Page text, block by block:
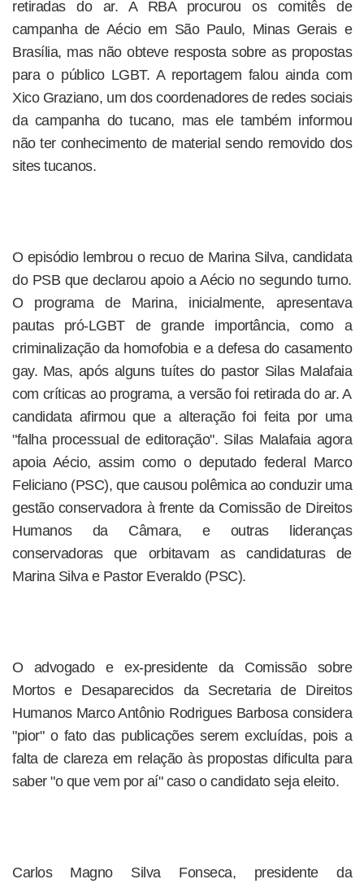
retiradas do ar. A RBA procurou os comitês de
campanha de Aécio em São Paulo, Minas Gerais e
Brasília, mas não obteve resposta sobre as propostas
para o público LGBT. A reportagem falou ainda com
Xico Graziano, um dos coordenadores de redes sociais
da campanha do tucano, mas ele também informou
não ter conhecimento de material sendo removido dos
sites tucanos.
O episódio lembrou o recuo de Marina Silva, candidata
do PSB que declarou apoio a Aécio no segundo turno.
O programa de Marina, inicialmente, apresentava
pautas pró-LGBT de grande importância, como a
criminalização da homofobia e a defesa do casamento
gay. Mas, após alguns tuítes do pastor Silas Malafaia
com críticas ao programa, a versão foi retirada do ar. A
candidata afirmou que a alteração foi feita por uma
"falha processual de editoração". Silas Malafaia agora
apoia Aécio, assim como o deputado federal Marco
Feliciano (PSC), que causou polêmica ao conduzir uma
gestão conservadora à frente da Comissão de Direitos
Humanos da Câmara, e outras lideranças
conservadoras que orbitavam as candidaturas de
Marina Silva e Pastor Everaldo (PSC).
O advogado e ex-presidente da Comissão sobre
Mortos e Desaparecidos da Secretaria de Direitos
Humanos Marco Antônio Rodrigues Barbosa considera
"pior" o fato das publicações serem excluídas, pois a
falta de clareza em relação às propostas dificulta para
saber "o que vem por aí" caso o candidato seja eleito.
Carlos Magno Silva Fonseca, presidente da